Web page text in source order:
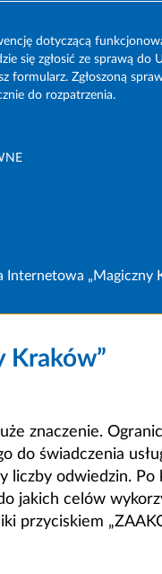
dotyczącą
się zgłosić ze sprawą do
formularz. Zgłoszoną
do rozpatrzenia.
Internetowa „Magiczny
Kraków”
znaczenie.
świadczenia
liczby odwiedzin.
jakich celów
przyciskiem